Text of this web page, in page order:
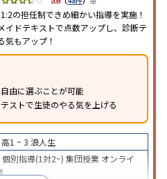
の担任制できめ細かい指導を実施！
イドテキストで点数アップし、診断テ
気もアップ！
由に選ぶことが可能
ストで生徒のやる気を上げる
高1 ~ 3 浪人生
個別指導(1対2~) 集団授業 オンライ